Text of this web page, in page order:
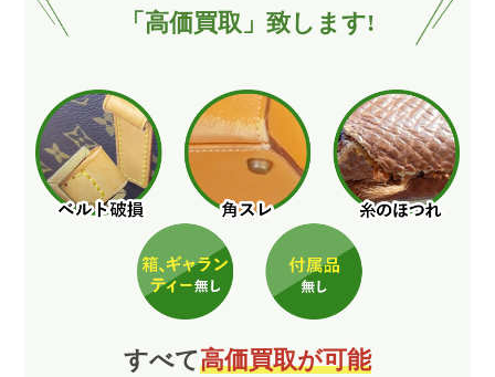
「高価買取」致します!
すべて高価買取が可能